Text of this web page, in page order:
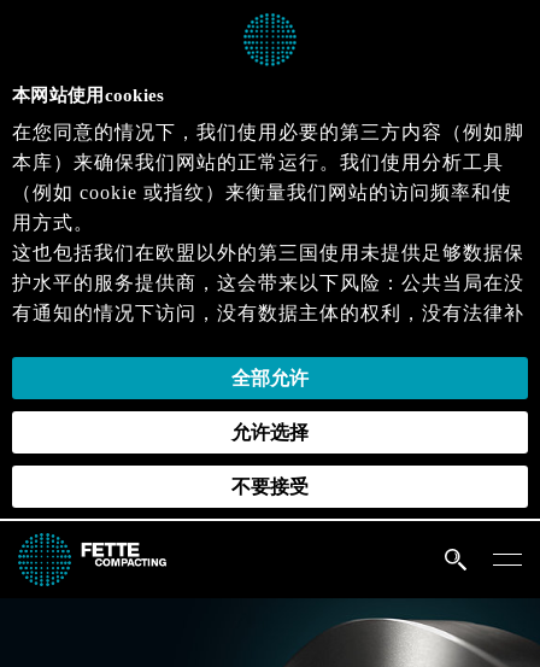
本网站使用cookies
在您同意的情况下，我们使用必要的第三方内容（例如脚
本库）来确保我们网站的正常运行。我们使用分析工具
（例如 cookie 或指纹）来衡量我们网站的访问频率和使
用方式。
这也包括我们在欧盟以外的第三国使用未提供足够数据保
护水平的服务提供商，这会带来以下风险：公共当局在没
有通知的情况下访问，没有数据主体的权利，没有法律补
当您同意时，即表示您同意上述活动。您可以撤回您的同
意，并在未来生效。详细信息可以在我们的隐私政策.中
全部允许
允许选择
不要接受